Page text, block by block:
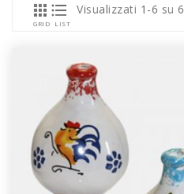

GRID

LIST
Visualizzati 1-6 su